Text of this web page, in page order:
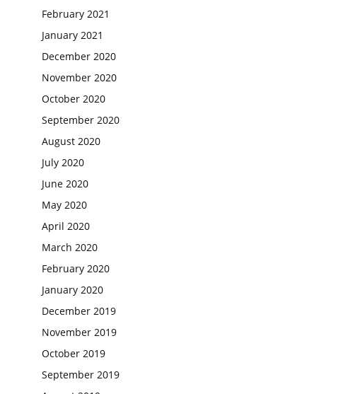
February 2021
January 2021
December 2020
November 2020
October 2020
September 2020
August 2020
July 2020
June 2020
May 2020
April 2020
March 2020
February 2020
January 2020
December 2019
November 2019
October 2019
September 2019